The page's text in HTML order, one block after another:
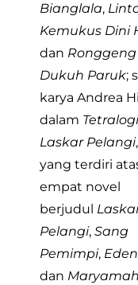
Bianglala,
Kemukus Dini
dan Ronggeng
Dukuh Paruk;
karya Andrea
dalam Tetralogi
Laskar Pelangi,
yang terdiri
empat novel
berjudul
Pelangi, Sang
Pemimpi,
dan Maryamah